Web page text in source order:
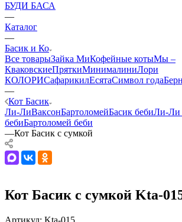
БУДИ БАСА
—
Каталог
—
Басик и Ко
Все товарыЗайка МиКофейные котыМы –
КваковскиеПряткиМинималиниЛори
КОЛОРИСафарикилЕсятаСимвол года
—
Кот Басик
Ли-ЛиВаксонБартоломейБасик бебиЛи-Ли
бебиБартоломей беби
—Кот Басик с сумкой
Кот Басик с сумкой Kta-
Артикул: Kta-015